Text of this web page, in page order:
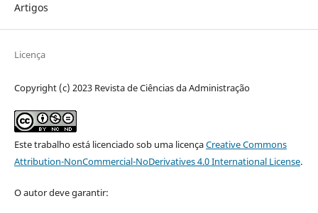
Artigos
Licença
Copyright (c) 2023 Revista de Ciências da Administração
Este trabalho está licenciado sob uma licençaCreative Commons
Attribution-NonCommercial-NoDerivatives 4.0 International License.
O autor deve garantir: